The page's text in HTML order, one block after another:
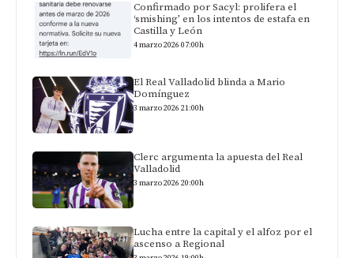
Confirmado por Sacyl: prolifera el
‘smishing’ en los intentos de estafa en
Castilla y León
4 marzo 2026 07:00h
El Real Valladolid blinda a Mario
Domínguez
3 marzo 2026 21:00h
Clerc argumenta la apuesta del Real
Valladolid
3 marzo 2026 20:00h
Lucha entre la capital y el alfoz por el
ascenso a Regional